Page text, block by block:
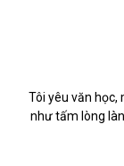
Tôi yêu văn
như tấm lòng